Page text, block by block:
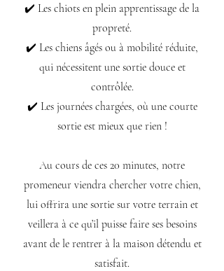
✔️ Les chiots en plein apprentissage de la
propreté.
✔️ Les chiens âgés ou à mobilité réduite,
qui nécessitent une sortie douce et
contrôlée.
✔️ Les journées chargées, où une courte
sortie est mieux que rien !
Au cours de ces 20 minutes, notre
promeneur viendra chercher votre chien,
lui offrira une sortie sur votre terrain et
veillera à ce qu’il puisse faire ses besoins
avant de le rentrer à la maison détendu et
satisfait.